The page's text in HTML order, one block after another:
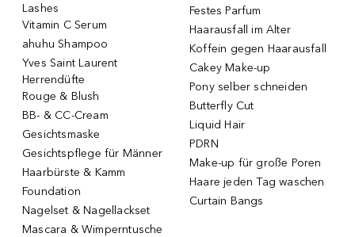
Lashes
Vitamin C Serum
ahuhu Shampoo
Yves Saint Laurent
Herrendüfte
Rouge & Blush
BB- & CC-Cream
Gesichtsmaske
Gesichtspflege für Männer
Haarbürste & Kamm
Foundation
Nagelset & Nagellackset
Mascara & Wimperntusche
Festes Parfum
Haarausfall im Alter
Koffein gegen Haarausfall
Cakey Make-up
Pony selber schneiden
Butterfly Cut
Liquid Hair
PDRN
Make-up für große Poren
Haare jeden Tag waschen
Curtain Bangs